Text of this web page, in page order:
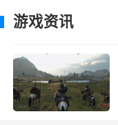
游戏资讯